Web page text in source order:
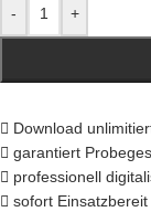
- +
Download
garantiert
professionell
sofort